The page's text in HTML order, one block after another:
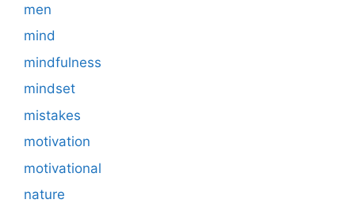
men
mind
mindfulness
mindset
mistakes
motivation
motivational
nature